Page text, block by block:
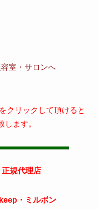
クリックして頂けると
ます。
規代理店
・ミルボン